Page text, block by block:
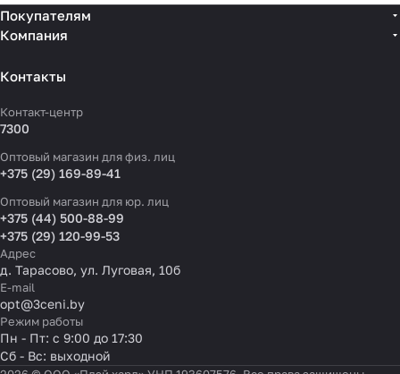
Покупателям
Компания
Контакты
Контакт-центр
7300
Оптовый магазин для физ. лиц
+375 (29) 169-89-41
Оптовый магазин для юр. лиц
+375 (44) 500-88-99
+375 (29) 120-99-53
Адрес
д. Тарасово, ул. Луговая, 10б
E-mail
opt@3ceni.by
Режим работы
Пн - Пт: с 9:00 до 17:30
Сб - Вс: выходной